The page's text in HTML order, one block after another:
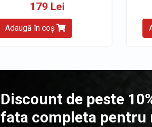
179 Lei
Adaugă în coș
Discount de peste
fata completa pentru